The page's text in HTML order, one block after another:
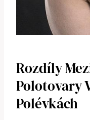
Rozdíly
Polotovary
Polévkách